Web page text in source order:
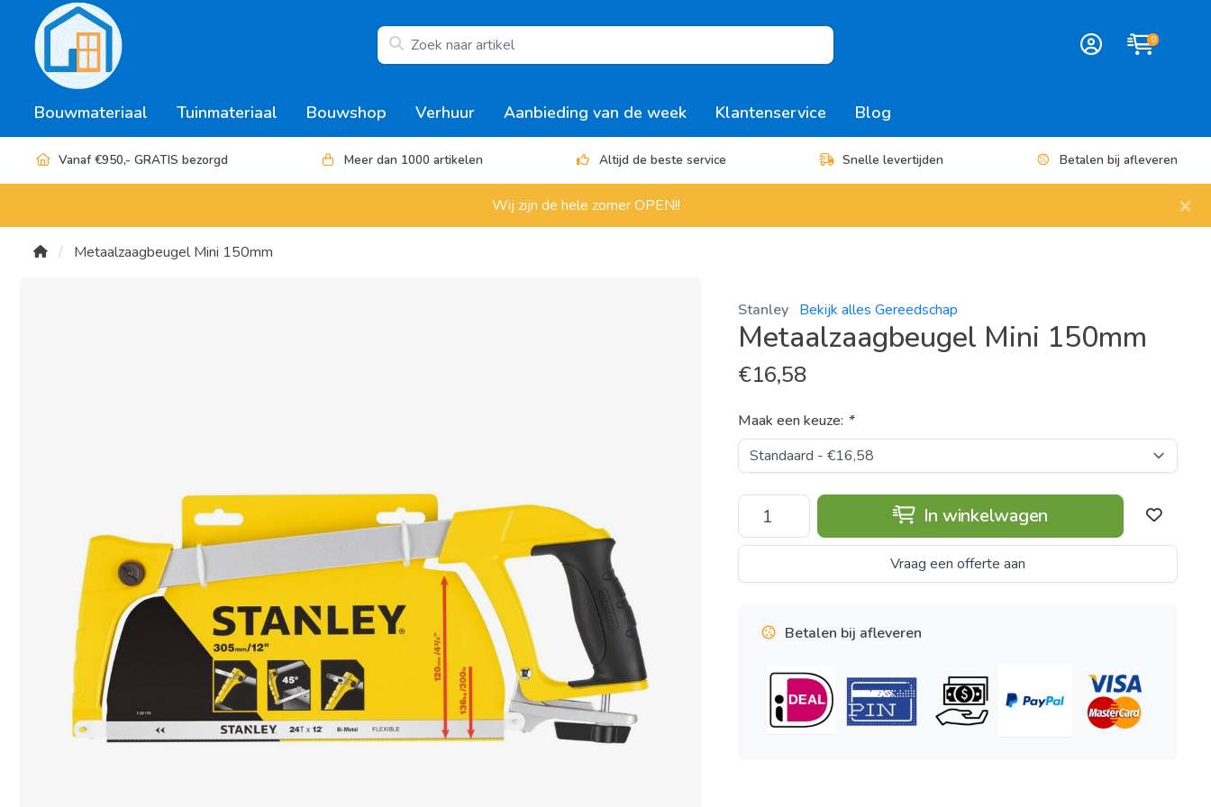
0
Bouwmateriaal Tuinmateriaal Bouwshop Verhuur Aanbieding van de week Klantenservice Blog
Vanaf €950,- GRATIS bezorgd Meer dan 1000 artikelen Altijd de beste service Snelle levertijden Betalen bij afleveren
Wij zijn de hele zomer OPEN!! ×
Metaalzaagbeugel Mini 150mm
Stanley Bekijk alles Gereedschap
Metaalzaagbeugel Mini 150mm
€16,58
Maak een keuze: *
In winkelwagen
Vraag een offerte aan
Betalen bij afleveren